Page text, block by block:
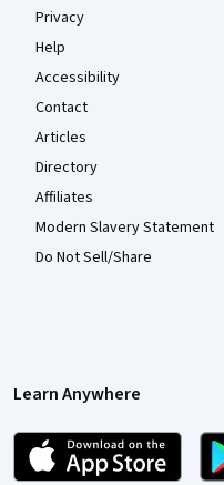
Privacy
Help
Accessibility
Contact
Articles
Directory
Affiliates
Modern Slavery Statement
Do Not Sell/Share
Learn Anywhere